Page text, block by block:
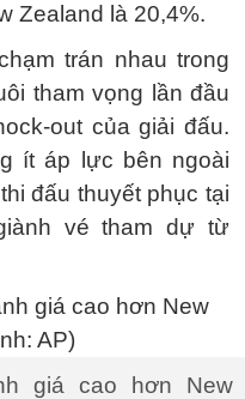
Zealand là 20,4%.
trán nhau trong
tham vọng lần đầu
out của giải đấu.
ít áp lực bên ngoài
đấu thuyết phục tại
vé tham dự từ
giá cao hơn New